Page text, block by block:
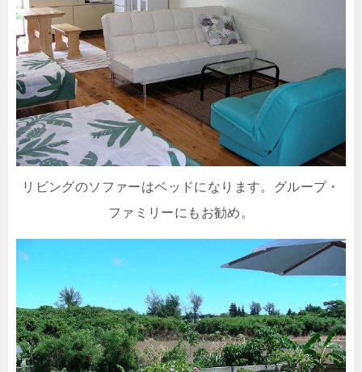
リビングのソファーはベッドになります。グループ・
ファミリーにもお勧め。